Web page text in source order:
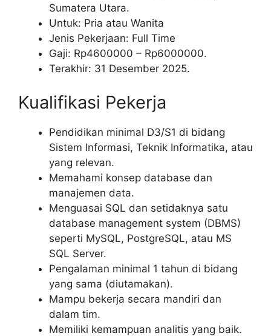
Sumatera Utara.
Untuk: Pria atau Wanita
Jenis Pekerjaan: Full Time
Gaji: Rp4600000 – Rp6000000.
Terakhir: 31 Desember 2025.
Kualifikasi Pekerja
Pendidikan minimal D3/S1 di bidang
Sistem Informasi, Teknik Informatika, atau
yang relevan.
Memahami konsep database dan
manajemen data.
Menguasai SQL dan setidaknya satu
database management system (DBMS)
seperti MySQL, PostgreSQL, atau MS
SQL Server.
Pengalaman minimal 1 tahun di bidang
yang sama (diutamakan).
Mampu bekerja secara mandiri dan
dalam tim.
Memiliki kemampuan analitis yang baik.